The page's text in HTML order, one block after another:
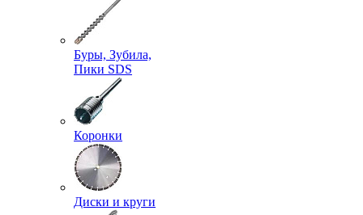
Буры, Зубила,
Пики SDS
Коронки
Диски и круги